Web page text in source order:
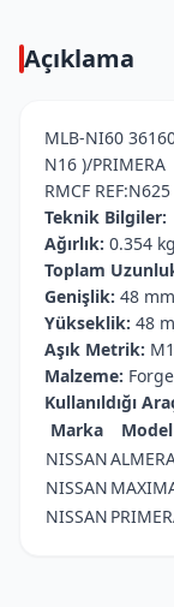
Açıklama
MLB-NI60
N16 )/
RMCF REF:N625
Teknik Bilgiler:
Ağırlık: 0.354 kg
Toplam
Genişlik: 48 mm
Yükseklik: 48
Aşık Metrik:
Malzeme:
Kullanıldığı
Marka
Model
NISSAN
NISSAN
NISSAN